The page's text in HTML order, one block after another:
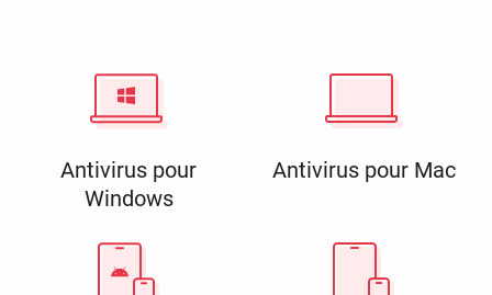
Antivirus pour
Windows
Antivirus pour Mac